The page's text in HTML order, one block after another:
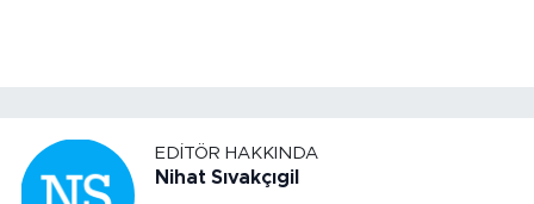
EDITÖR HAKKINDA
Nihat Sıvakçıgil